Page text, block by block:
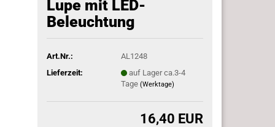
Lupe mit LED-
Beleuchtung
Art.Nr.:
AL1248
Lieferzeit:
auf Lager ca.3-4
Tage(Werktage)
16,40 EUR